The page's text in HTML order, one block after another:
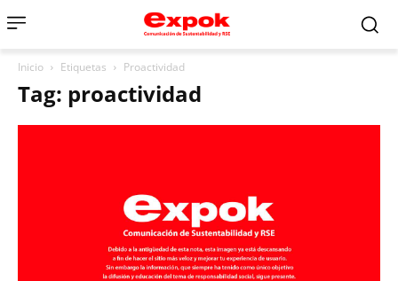
Inicio Etiquetas Proactividad
Tag: proactividad